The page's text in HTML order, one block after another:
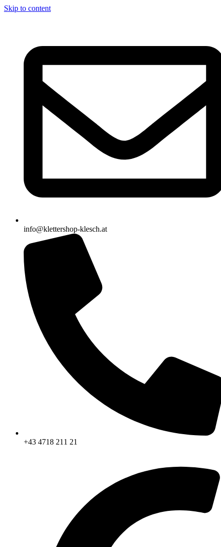
Skip to content
info@klettershop-klesch.at
+43 4718 211 21